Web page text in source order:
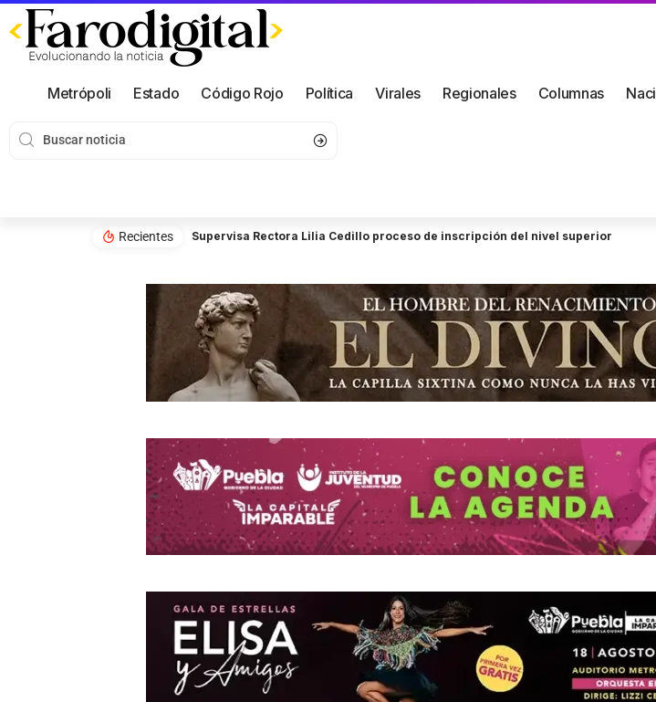
Metrópoli Estado Código Rojo Política Virales Regionales Columnas
Recientes Supervisa Rectora Lilia Cedillo proceso de inscripción del nivel superior